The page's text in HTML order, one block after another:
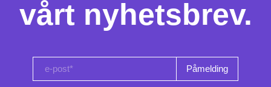
vårt nyhetsbrev.
e-post*